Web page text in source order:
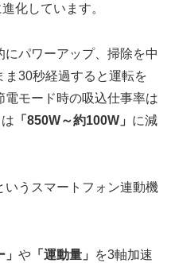
進化しています。
パワーアップ、掃除を中
ま30秒経過すると運転を
電モード時の吸込仕事率は
「850W～約100W」 に減
いうスマートフォン連動機
や 「運動量」
を3軸加速